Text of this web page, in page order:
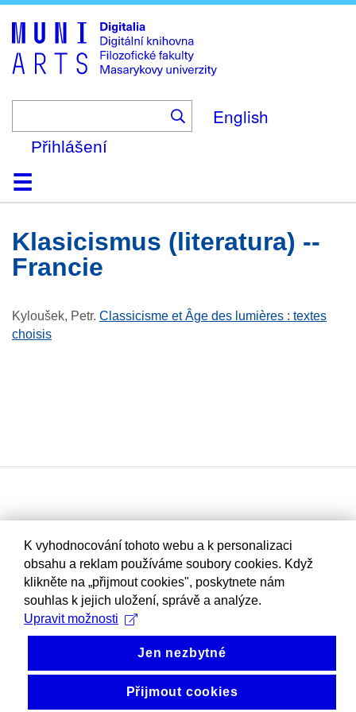
to
main
content
English
Přihlášení
DomůKolekce
Prohlížení
Vyhledávání
O platformě
Nápověda
KontaktDigitalia
klasicismus (literatura) --
Francie
Kyloušek, Petr. Classicisme et Âge des lumières : textes
choisis
K vyhodnocování tohoto webu a k personalizaci
obsahu a reklam používáme soubory cookies. Když
klikněte na „přijmout cookies", poskytnete nám
souhlas k jejich uložení, správě a analýze.
Upravit možnosti
Jen nezbytné
Přijmout cookies